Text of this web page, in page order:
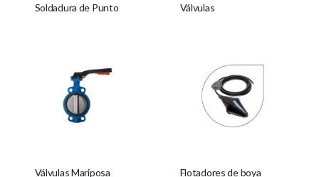
Soldadura de Punto Válvulas
Válvulas Mariposa Flotadores de boya